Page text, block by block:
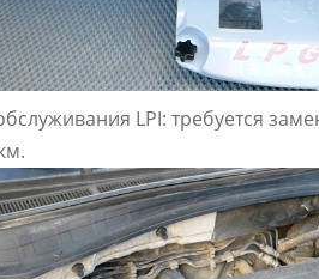
LPI: требуется